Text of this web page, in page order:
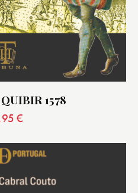
1578
€